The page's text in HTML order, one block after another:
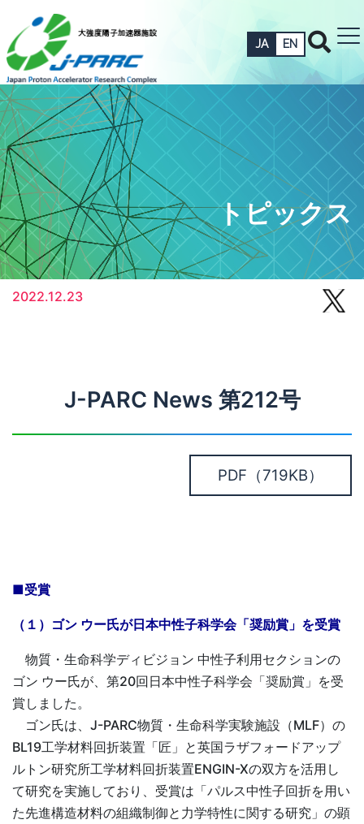
JA EN
トピックス
2022.12.23
J-PARC News 第212号
PDF （719KB）
■受賞
（１）ゴン ウー氏が日本中性子科学会「奨励賞」を受賞
物質・生命科学ディビジョン 中性子利用セクションの
ゴン ウー氏が、第20回日本中性子科学会「奨励賞」を受
賞しました。
ゴン氏は、J-PARC物質・生命科学実験施設（MLF）の
BL19工学材料回折装置「匠」と英国ラザフォードアップ
ルトン研究所工学材料回折装置ENGIN-Xの双方を活用し
て研究を実施しており、受賞は「パルス中性子回折を用い
た先進構造材料の組織制御と力学特性に関する研究」の顕